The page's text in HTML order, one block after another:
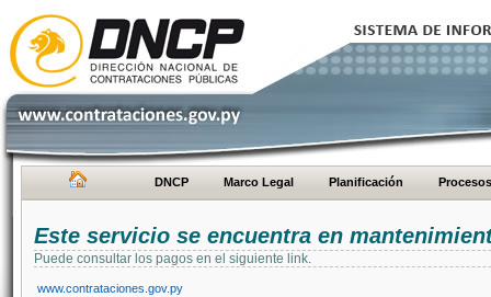
DNCP Marco Legal Planificación Procesos
Este servicio se encuentra en
Puede consultar los pagos en el siguiente link.
www.contrataciones.gov.py